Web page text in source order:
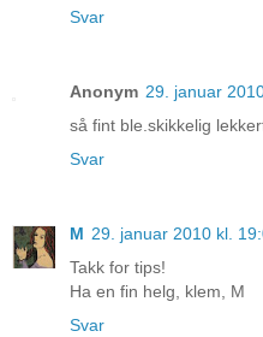
Svar
Anonym 29. januar
så fint ble.skikkelig
Svar
M 29. januar 2010 kl.
Takk for tips!
Ha en fin helg, klem, M
Svar